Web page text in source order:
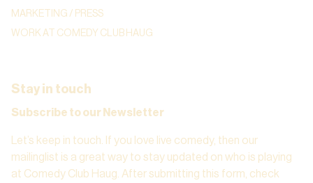
MARKETING / PRESS
WORK AT COMEDY CLUB HAUG
Stay in touch
Subscribe to our Newsletter
Let’s keep in touch. If you love live comedy, then our
mailinglist is a great way to stay updated on who is playing
at Comedy Club Haug. After submitting this form, check